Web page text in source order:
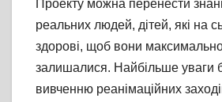
Проекту можна перенести
реальних людей, дітей, які на
здорові, щоб вони
залишалися. Найбільше уваги
вивченню реанімаційних